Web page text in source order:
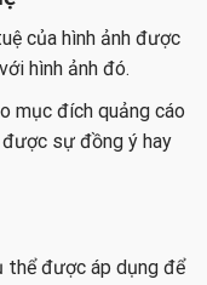
của hình ảnh được
hình ảnh đó.
mục đích quảng cáo
sự đồng ý hay
thể được áp dụng để